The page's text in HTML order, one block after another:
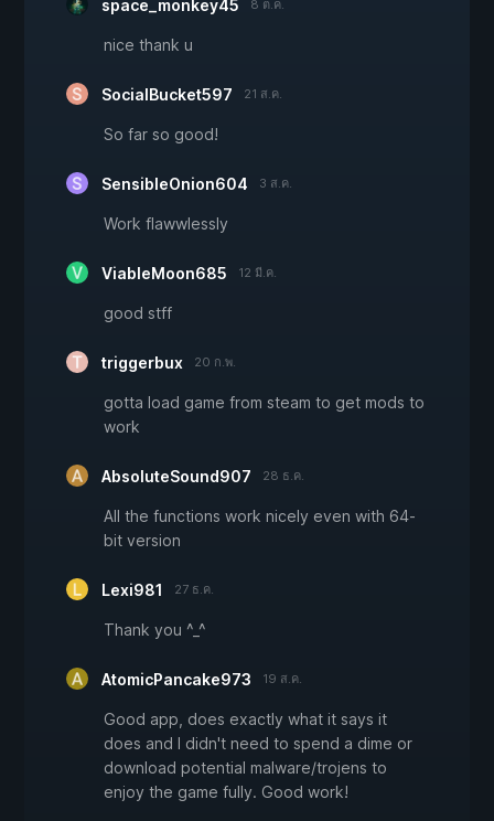
space_monkey45 8 ต.ค.
nice thank u
SocialBucket597 21 ส.ค.
So far so good!
SensibleOnion604 3 ส.ค.
Work flawwlessly
ViableMoon685 12 มี.ค.
good stff
triggerbux 20 ก.พ.
gotta load game from steam to get mods to
work
AbsoluteSound907 28 ธ.ค.
All the functions work nicely even with 64-
bit version
Lexi981 27 ธ.ค.
Thank you ^_^
AtomicPancake973 19 ส.ค.
Good app, does exactly what it says it
does and I didn't need to spend a dime or
download potential malware/trojens to
enjoy the game fully. Good work!